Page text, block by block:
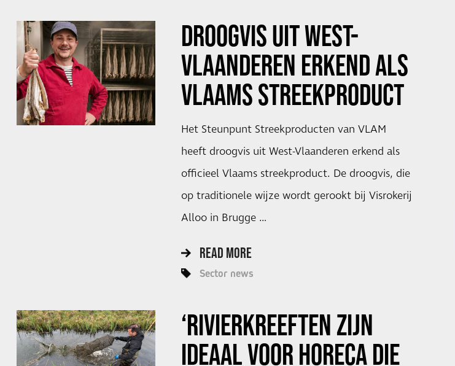
DROOGVIS UIT WEST-
VLAANDEREN ERKEND ALS
VLAAMS STREEKPRODUCT
Het Steunpunt Streekproducten van VLAM
heeft droogvis uit West-Vlaanderen erkend als
officieel Vlaams streekproduct. De droogvis, die
op traditionele wijze wordt gerookt bij Visrokerij
Alloo in Brugge …
READ MORE
Sector news
‘RIVIERKREEFTEN ZIJN
IDEAAL VOOR HORECA DIE